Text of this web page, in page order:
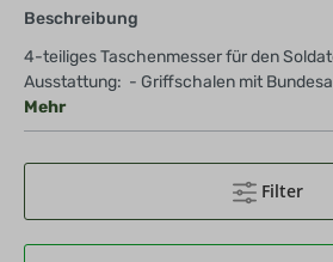
Beschreibung
4-teiliges Taschenmesser für den
Ausstattung: - Griffschalen mit
Mehr
Filter